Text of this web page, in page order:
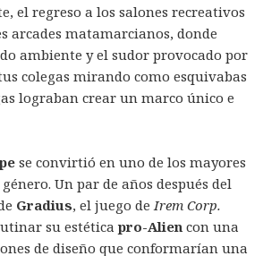
el regreso a los salones recreativos
arcades matamarcianos, donde
ambiente y el sudor provocado por
colegas mirando como esquivabas
lograban crear un marco único e
se convirtió en uno de los mayores
Un par de años después del
Gradius, el juego de Irem Corp.
su estéticapro-Alien con una
de diseño que conformarían una